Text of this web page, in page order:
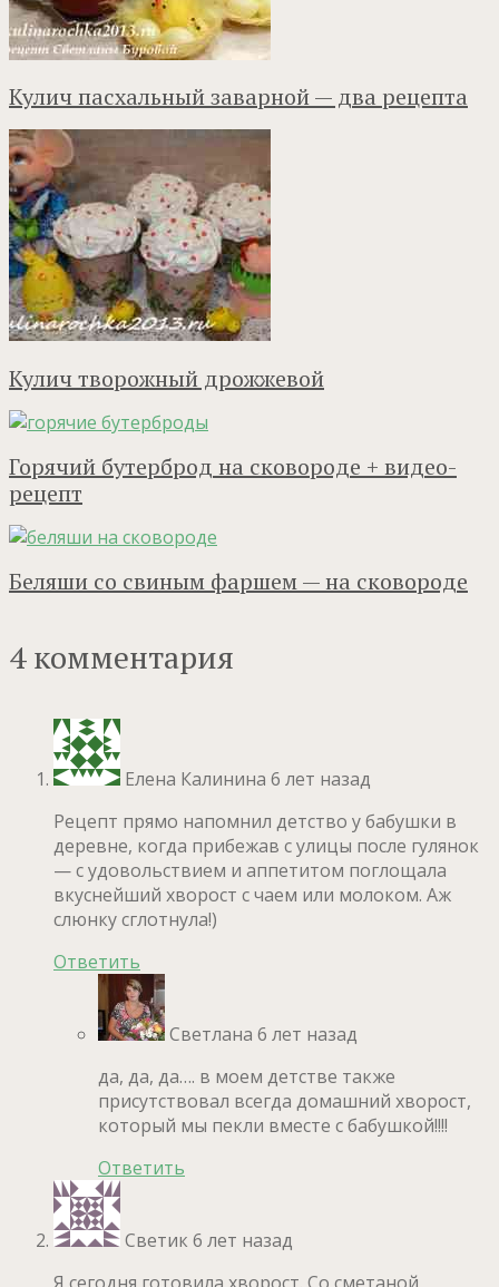
Кулич пасхальный заварной — два рецепта
Кулич творожный дрожжевой
Горячий бутерброд на сковороде + видео-
рецепт
Беляши со свиным фаршем — на сковороде
4 комментария
Елена Калинина 6 лет назад
Рецепт прямо напомнил детство у бабушки в
деревне, когда прибежав с улицы после гулянок
— с удовольствием и аппетитом поглощала
вкуснейший хворост с чаем или молоком. Аж
слюнку сглотнула!)
Ответить
Светлана 6 лет назад
да, да, да…. в моем детстве также
присутствовал всегда домашний хворост,
который мы пекли вместе с бабушкой!!!!
Ответить
Светик 6 лет назад